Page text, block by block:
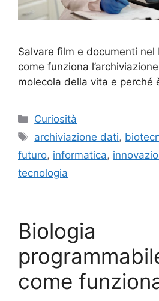
Salvare film e documenti nel
come funziona
molecola della vita e perché
Categorie
Curiosità
Tag
archiviazione dati,
futuro, informatica,
tecnologia
Biologia
come